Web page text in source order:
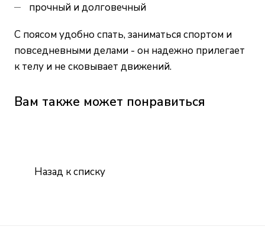
прочный и долговечный
С поясом удобно спать, заниматься спортом и
повседневными делами - он надежно прилегает
к телу и не сковывает движений.
Вам также может понравиться
Назад к списку